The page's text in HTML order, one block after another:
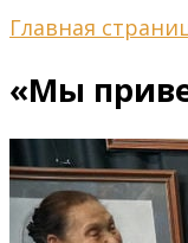
Главная
«Мы